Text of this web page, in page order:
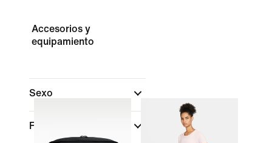
Accesorios y
equipamiento
Sexo
Filtrar por precio